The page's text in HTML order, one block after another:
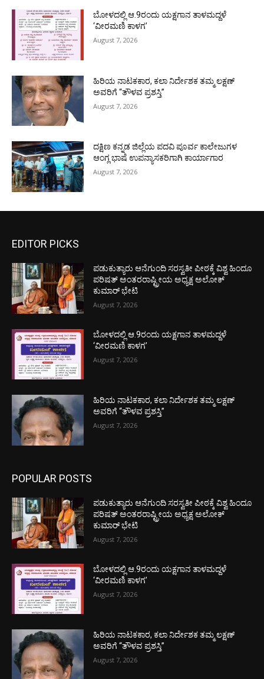
ಬೋಳದಲ್ಲಿ ಆ.9ರಂದು ಯಕ್ಷಗಾನ ತಾಳಮದ್ದಳೆ
‘ವೀರಮಣಿ ಕಾಳಗ’
August 7, 2026
ಹಿರಿಯ ನಾಟಕಕಾರ, ಕಲಾ ನಿರ್ದೇಶಕ ತಮ್ಮ ಲಕ್ಷಣ್
ಅವರಿಗೆ “ತೌಳವ ಪ್ರಶಸ್ತಿ”
August 7, 2026
ದಕ್ಷಿಣ ಕನ್ನಡ ಜಿಲ್ಲೆಯ ಪದವಿ ಪೂರ್ವ ಕಾಲೇಜುಗಳ
ಆಂಗ್ಲ ಭಾಷೆ ಉಪನ್ಯಾಸಕರಿಗಾಗಿ ಕಾರ್ಯಾಗಾರ
August 7, 2026
EDITOR PICKS
ಪಡುಕುತ್ಯಾರು ಆನೆಗುಂದಿ ಸರಸ್ವತೀ ಪೀಠಕ್ಕೆ ವಿಶ್ವ ಹಿಂದೂ
ಪರಿಷತ್ ಅಂತರರಾಷ್ಟ್ರೀಯ ಅಧ್ಯಕ್ಷ ಅಲೋಕ್
ಕುಮಾರ್ ಭೇಟಿ
August 7, 2026
ಬೋಳದಲ್ಲಿ ಆ.9ರಂದು ಯಕ್ಷಗಾನ ತಾಳಮದ್ದಳೆ
‘ವೀರಮಣಿ ಕಾಳಗ’
August 7, 2026
ಹಿರಿಯ ನಾಟಕಕಾರ, ಕಲಾ ನಿರ್ದೇಶಕ ತಮ್ಮ ಲಕ್ಷಣ್
ಅವರಿಗೆ “ತೌಳವ ಪ್ರಶಸ್ತಿ”
August 7, 2026
POPULAR POSTS
ಪಡುಕುತ್ಯಾರು ಆನೆಗುಂದಿ ಸರಸ್ವತೀ ಪೀಠಕ್ಕೆ ವಿಶ್ವ ಹಿಂದೂ
ಪರಿಷತ್ ಅಂತರರಾಷ್ಟ್ರೀಯ ಅಧ್ಯಕ್ಷ ಅಲೋಕ್
ಕುಮಾರ್ ಭೇಟಿ
August 7, 2026
ಬೋಳದಲ್ಲಿ ಆ.9ರಂದು ಯಕ್ಷಗಾನ ತಾಳಮದ್ದಳೆ
‘ವೀರಮಣಿ ಕಾಳಗ’
August 7, 2026
ಹಿರಿಯ ನಾಟಕಕಾರ, ಕಲಾ ನಿರ್ದೇಶಕ ತಮ್ಮ ಲಕ್ಷಣ್
ಅವರಿಗೆ “ತೌಳವ ಪ್ರಶಸ್ತಿ”
August 7, 2026